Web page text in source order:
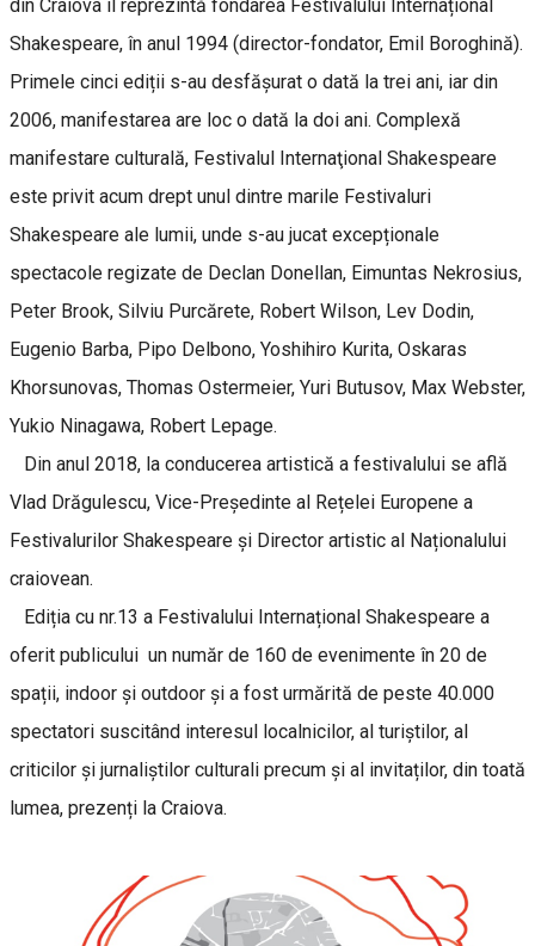
din Craiova îl reprezintă fondarea Festivalului Internațional
Shakespeare, în anul 1994 (director-fondator, Emil Boroghină).
Primele cinci ediții s-au desfășurat o dată la trei ani, iar din
2006, manifestarea are loc o dată la doi ani. Complexă
manifestare culturală, Festivalul Internaţional Shakespeare
este privit acum drept unul dintre marile Festivaluri
Shakespeare ale lumii, unde s-au jucat excepționale
spectacole regizate de Declan Donellan, Eimuntas Nekrosius,
Peter Brook, Silviu Purcărete, Robert Wilson, Lev Dodin,
Eugenio Barba, Pipo Delbono, Yoshihiro Kurita, Oskaras
Khorsunovas, Thomas Ostermeier, Yuri Butusov, Max Webster,
Yukio Ninagawa, Robert Lepage.
Din anul 2018, la conducerea artistică a festivalului se află
Vlad Drăgulescu, Vice-Președinte al Rețelei Europene a
Festivalurilor Shakespeare și Director artistic al Naționalului
craiovean.
Ediția cu nr.13 a Festivalului Internațional Shakespeare a
oferit publicului un număr de 160 de evenimente în 20 de
spații, indoor și outdoor și a fost urmărită de peste 40.000
spectatori suscitând interesul localnicilor, al turiștilor, al
criticilor și jurnaliștilor culturali precum și al invitaților, din toată
lumea, prezenți la Craiova.